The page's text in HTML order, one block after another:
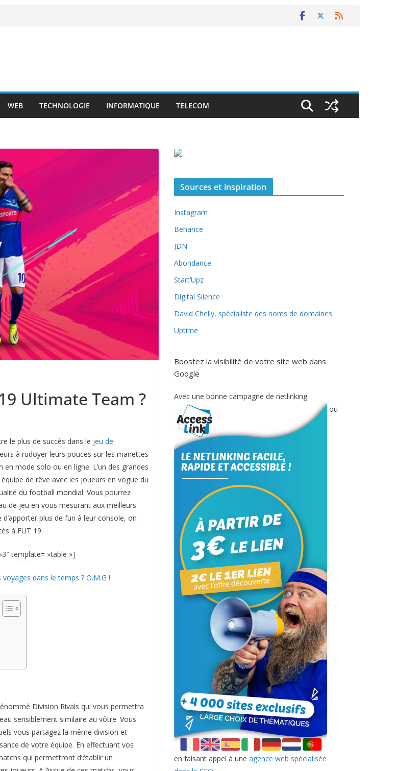
WEB TECHNOLOGIE INFORMATIQUE TELECOM
Ultimate Team ?
le plus de succès dans le jeu de
à rudoyer leurs pouces sur les manettes
mode solo ou en ligne. L’un des grandes
de rêve avec les joueurs en vogue du
du football mondial. Vous pourrez
de jeu en vous mesurant aux meilleurs
plus de fun à leur console, on
à FUT 19.
template= »table »]
dans le temps ? O.M.G !
Division Rivals qui vous permettra
sensiblement similaire au vôtre. Vous
vous partagez la même division et
de votre équipe. En effectuant vos
qui permettront d’établir un
Sources et inspiration
Instagram
Behance
JDN
Abondance
Start’Upz
Digital Silence
David Chelly, spécialiste des noms de domaines
Uptime
Boostez la visibilité de votre site web dans
Google
Avec une bonne campagne de netlinking
ou
en faisant appel à une agence web spécialisée